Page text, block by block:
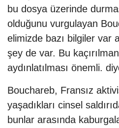
bu dosya üzerinde
olduğunu vurgulayan
elimizde bazı bilgiler var
şey de var. Bu
aydınlatılması önemli.
Bouchareb, Fransız
yaşadıkları cinsel
bunlar arasında